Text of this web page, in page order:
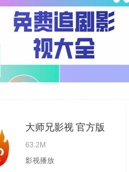
大师兄影视 官方版
63.2M
影视播放